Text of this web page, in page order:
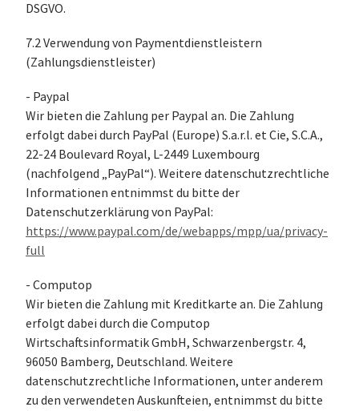
DSGVO.
7.2 Verwendung von Paymentdienstleistern
(Zahlungsdienstleister)
- Paypal
Wir bieten die Zahlung per Paypal an. Die Zahlung
erfolgt dabei durch PayPal (Europe) S.a.r.l. et Cie, S.C.A.,
22-24 Boulevard Royal, L-2449 Luxembourg
(nachfolgend „PayPal“). Weitere datenschutzrechtliche
Informationen entnimmst du bitte der
Datenschutzerklärung von PayPal:
https://www.paypal.com/de/webapps/mpp/ua/privacy-
full
- Computop
Wir bieten die Zahlung mit Kreditkarte an. Die Zahlung
erfolgt dabei durch die Computop
Wirtschaftsinformatik GmbH, Schwarzenbergstr. 4,
96050 Bamberg, Deutschland. Weitere
datenschutzrechtliche Informationen, unter anderem
zu den verwendeten Auskunfteien, entnimmst du bitte